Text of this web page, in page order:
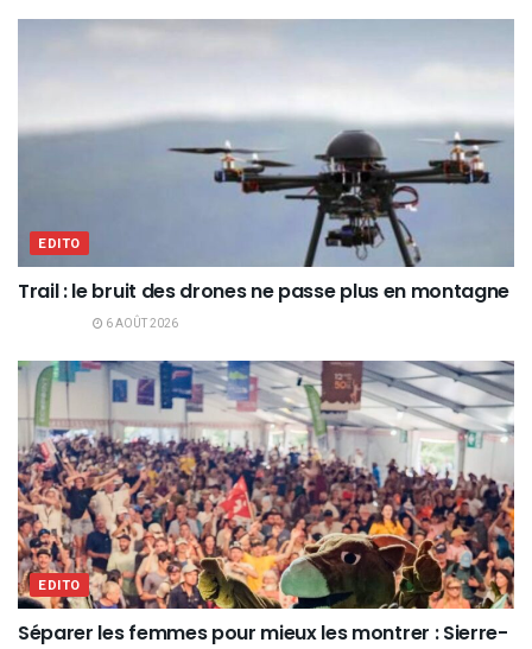
EDITO
Trail : le bruit des drones ne passe plus en montagne
6 AOÛT 2026
EDITO
Séparer les femmes pour mieux les montrer : Sierre-